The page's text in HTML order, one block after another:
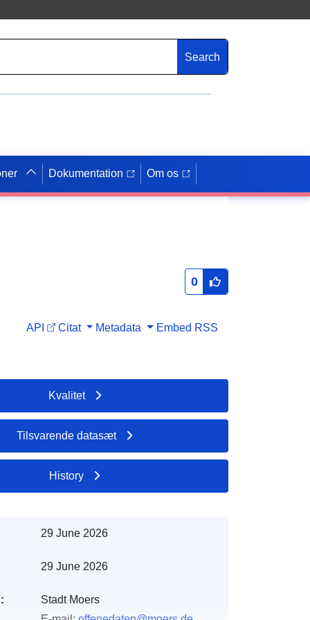
Search
Dokumentation Om os
0
API Citat Metadata Embed RSS
Kvalitet
Tilsvarende datasæt
History
29 June 2026
29 June 2026
Stadt Moers